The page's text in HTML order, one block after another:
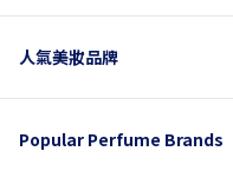
人氣美妝品牌
Popular Perfume Brands